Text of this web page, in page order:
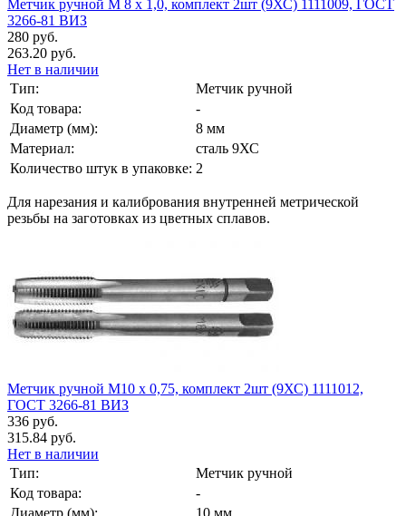
Метчик ручной М 8 х 1,0, комплект 2шт (9ХС) 1111009, ГОСТ
3266-81 ВИЗ
280 руб.
263.20 руб.
Нет в наличии
Тип:
Метчик ручной
Код товара:
-
Диаметр (мм):
8 мм
Материал:
сталь 9ХС
Количество штук в упаковке: 2
Для нарезания и калибрования внутренней метрической
резьбы на заготовках из цветных сплавов.
Метчик ручной М10 х 0,75, комплект 2шт (9ХС) 1111012,
ГОСТ 3266-81 ВИЗ
336 руб.
315.84 руб.
Нет в наличии
Тип:
Метчик ручной
Код товара:
-
Диаметр (мм):
10 мм